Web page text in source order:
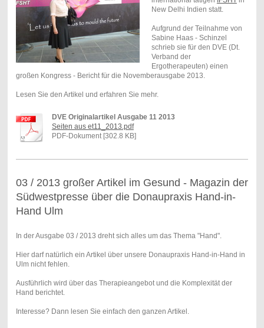
New Delhi Indien statt.
Aufgrund der Teilnahme von
Sabine Haas - Schinzel
schrieb sie für den DVE (Dt.
Verband der
Ergotherapeuten) einen
großen Kongress - Bericht für die Novemberausgabe 2013.
Lesen Sie den Artikel und erfahren Sie mehr.
DVE Originalartikel Ausgabe 11 2013
Seiten aus et11_2013.pdf
PDF-Dokument [302.8 KB]
03 / 2013 großer Artikel im Gesund - Magazin der
Südwestpresse über die Donaupraxis Hand-in-
Hand Ulm
In der Ausgabe 03 / 2013 dreht sich alles um das Thema "Hand".
Hier darf natürlich ein Artikel über unsere Donaupraxis Hand-in-Hand in
Ulm nicht fehlen.
Ausführlich wird über das Therapieangebot und die Komplexität der
Hand berichtet.
Interesse? Dann lesen Sie einfach den ganzen Artikel.